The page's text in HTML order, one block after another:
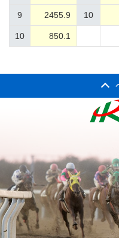
9 2455.9 10
10 850.1